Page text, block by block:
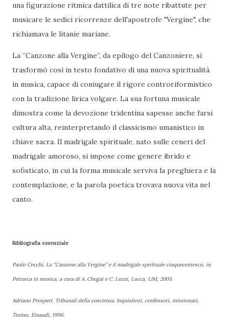
una figurazione ritmica dattilica di tre note ribattute per
musicare le sedici ricorrenze dell'apostrofe "Vergine", che
richiamava le litanie mariane.
La “Canzone alla Vergine”, da epilogo del Canzoniere, si
trasformò così in testo fondativo di una nuova spiritualità
in musica, capace di coniugare il rigore controriformistico
con la tradizione lirica volgare. La sua fortuna musicale
dimostra come la devozione tridentina sapesse anche farsi
cultura alta, reinterpretando il classicismo umanistico in
chiave sacra. Il madrigale spirituale, nato sulle ceneri del
madrigale amoroso, si impose come genere ibrido e
sofisticato, in cui la forma musicale serviva la preghiera e la
contemplazione, e la parola poetica trovava nuova vita nel
canto.
Bibliografia essenziale
Paolo Cecchi, La “Canzone alla Vergine” e il madrigale spirituale cinquecentesco, in
Petrarca in musica, a cura di A. Chegai e C. Luzzi, Lucca, LIM, 2005.
Adriano Prosperi, Tribunali della coscienza. Inquisitori, confessori, missionari,
Torino, Einaudi, 1996.